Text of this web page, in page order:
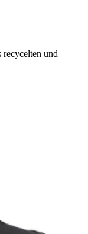
recycelten und